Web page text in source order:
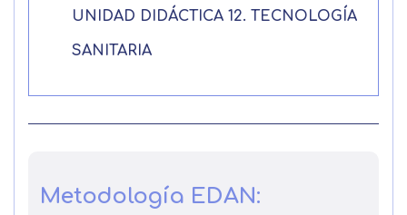
UNIDAD DIDÁCTICA 12. TECNOLOGÍA
SANITARIA
Metodología EDAN: